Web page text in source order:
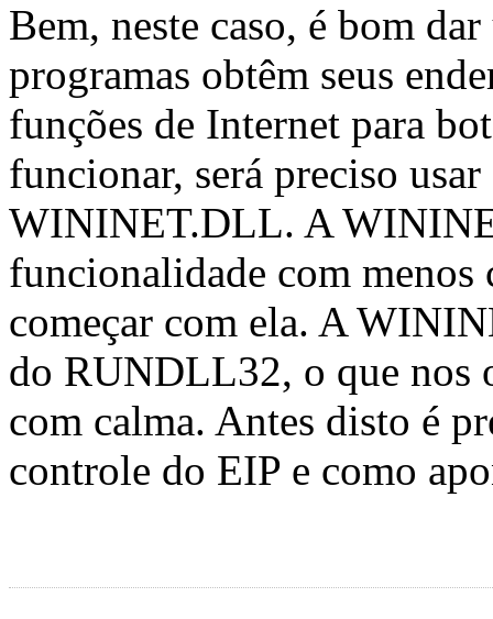
Bem, neste caso, é bom
programas obtêm seus
funções de Internet para
funcionar, será preciso
WININET.DLL. A
funcionalidade com
começar com ela. A
do RUNDLL32, o que nos
com calma. Antes disto é
controle do EIP e como